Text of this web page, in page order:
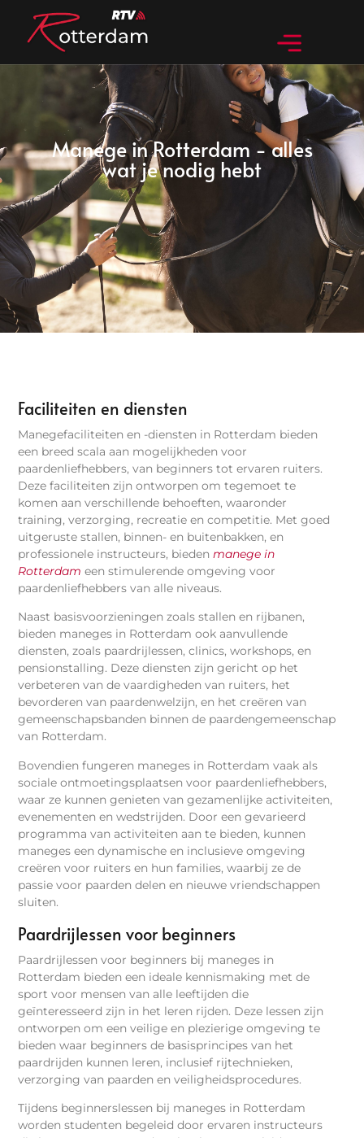
Manege in Rotterdam - alles
wat je nodig hebt
Faciliteiten en diensten
Manegefaciliteiten en -diensten in Rotterdam bieden
een breed scala aan mogelijkheden voor
paardenliefhebbers, van beginners tot ervaren ruiters.
Deze faciliteiten zijn ontworpen om tegemoet te
komen aan verschillende behoeften, waaronder
training, verzorging, recreatie en competitie. Met goed
uitgeruste stallen, binnen- en buitenbakken, en
professionele instructeurs, biedenmanege in
Rotterdam een stimulerende omgeving voor
paardenliefhebbers van alle niveaus.
Naast basisvoorzieningen zoals stallen en rijbanen,
bieden maneges in Rotterdam ook aanvullende
diensten, zoals paardrijlessen, clinics, workshops, en
pensionstalling. Deze diensten zijn gericht op het
verbeteren van de vaardigheden van ruiters, het
bevorderen van paardenwelzijn, en het creëren van
gemeenschapsbanden binnen de paardengemeenschap
van Rotterdam.
Bovendien fungeren maneges in Rotterdam vaak als
sociale ontmoetingsplaatsen voor paardenliefhebbers,
waar ze kunnen genieten van gezamenlijke activiteiten,
evenementen en wedstrijden. Door een gevarieerd
programma van activiteiten aan te bieden, kunnen
maneges een dynamische en inclusieve omgeving
creëren voor ruiters en hun families, waarbij ze de
passie voor paarden delen en nieuwe vriendschappen
sluiten.
Paardrijlessen voor beginners
Paardrijlessen voor beginners bij maneges in
Rotterdam bieden een ideale kennismaking met de
sport voor mensen van alle leeftijden die
geïnteresseerd zijn in het leren rijden. Deze lessen zijn
ontworpen om een veilige en plezierige omgeving te
bieden waar beginners de basisprincipes van het
paardrijden kunnen leren, inclusief rijtechnieken,
verzorging van paarden en veiligheidsprocedures.
Tijdens beginnerslessen bij maneges in Rotterdam
worden studenten begeleid door ervaren instructeurs